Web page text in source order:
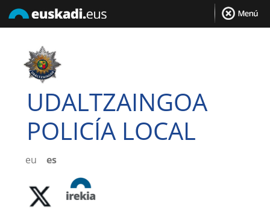
UDALTZAINGOA
POLICÍA LOCAL
eu es